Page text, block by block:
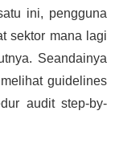
ini, pengguna
sektor mana lagi
Seandainya
guidelines
audit step-by-